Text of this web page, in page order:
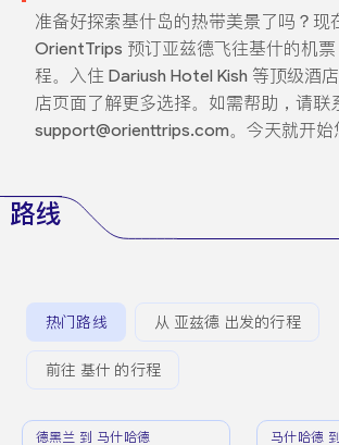
准备好探索基什岛的热带美景了吗？现
OrientTrips 预订亚兹德飞往基什的机
程。入住 Dariush Hotel Kish 等顶级酒
店页面了解更多选择。如需帮助，请联
support@orienttrips.com。今天就开始
路线
热门路线 从 亚兹德 出发的行程
前往 基什 的行程
德黑兰 到 马什哈德 马什哈德